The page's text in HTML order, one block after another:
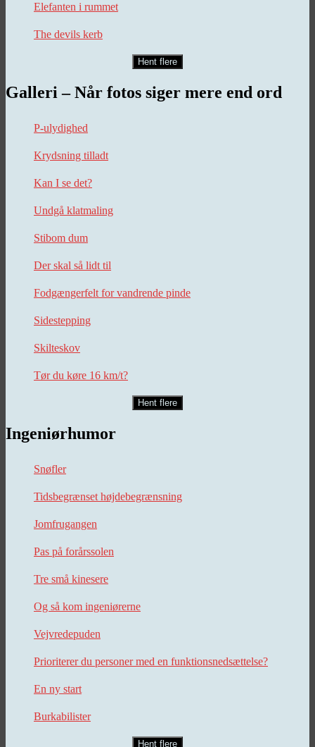
Elefanten i rummet
The devils kerb
Hent flere
Galleri – Når fotos siger mere end ord
P-ulydighed
Krydsning tilladt
Kan I se det?
Undgå klatmaling
Stibom dum
Der skal så lidt til
Fodgængerfelt for vandrende pinde
Sidestepping
Skilteskov
Tør du køre 16 km/t?
Hent flere
Ingeniørhumor
Snøfler
Tidsbegrænset højdebegrænsning
Jomfrugangen
Pas på forårssolen
Tre små kinesere
Og så kom ingeniørerne
Vejvredepuden
Prioriterer du personer med en funktionsnedsættelse?
En ny start
Burkabilister
Hent flere